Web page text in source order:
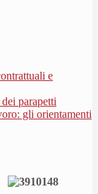
e
parapetti
gli orientamenti